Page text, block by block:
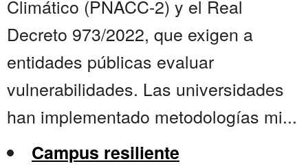
Climático (PNACC-2) y el Real
Decreto 973/2022, que exigen a
entidades públicas evaluar
vulnerabilidades. Las universidades
han implementado metodologías mi...
Campus resiliente